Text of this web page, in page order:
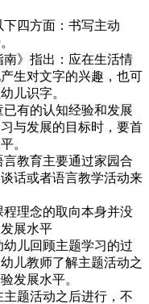
四方面：书写主动
》指出：应在生活情
生对文字的兴趣，也可
儿识字。
有的认知经验和发展
与发展的目标时，要首
。
教育主要通过家园合
话或者语言教学活动来
理念的取向本身并没
展水平
儿回顾主题学习的过
儿教师了解主题活动之
发展水平。
题活动之后进行，不